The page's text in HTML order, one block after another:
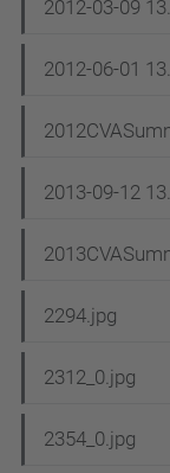
2012-03-09
2012-06-01
2013-09-12
2294.jpg
2312_0.jpg
2354_0.jpg